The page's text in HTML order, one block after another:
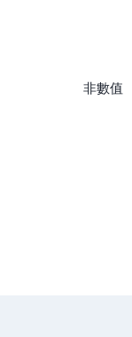
非數值